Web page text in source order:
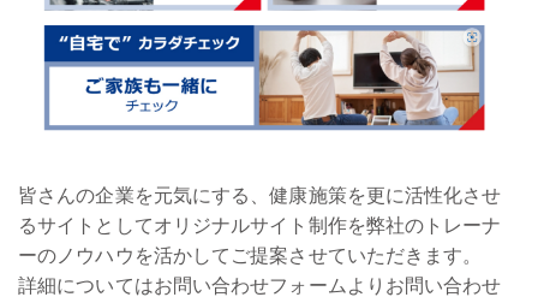
皆さんの企業を元気にする、健康施策を更に活性化させ
るサイトとしてオリジナルサイト制作を弊社のトレーナ
ーのノウハウを活かしてご提案させていただきます。
詳細についてはお問い合わせフォームよりお問い合わせ